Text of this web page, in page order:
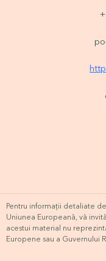
Pentru informații detaliate
Uniunea Europeană, vă
acestui material nu
Europene sau a Guvernului